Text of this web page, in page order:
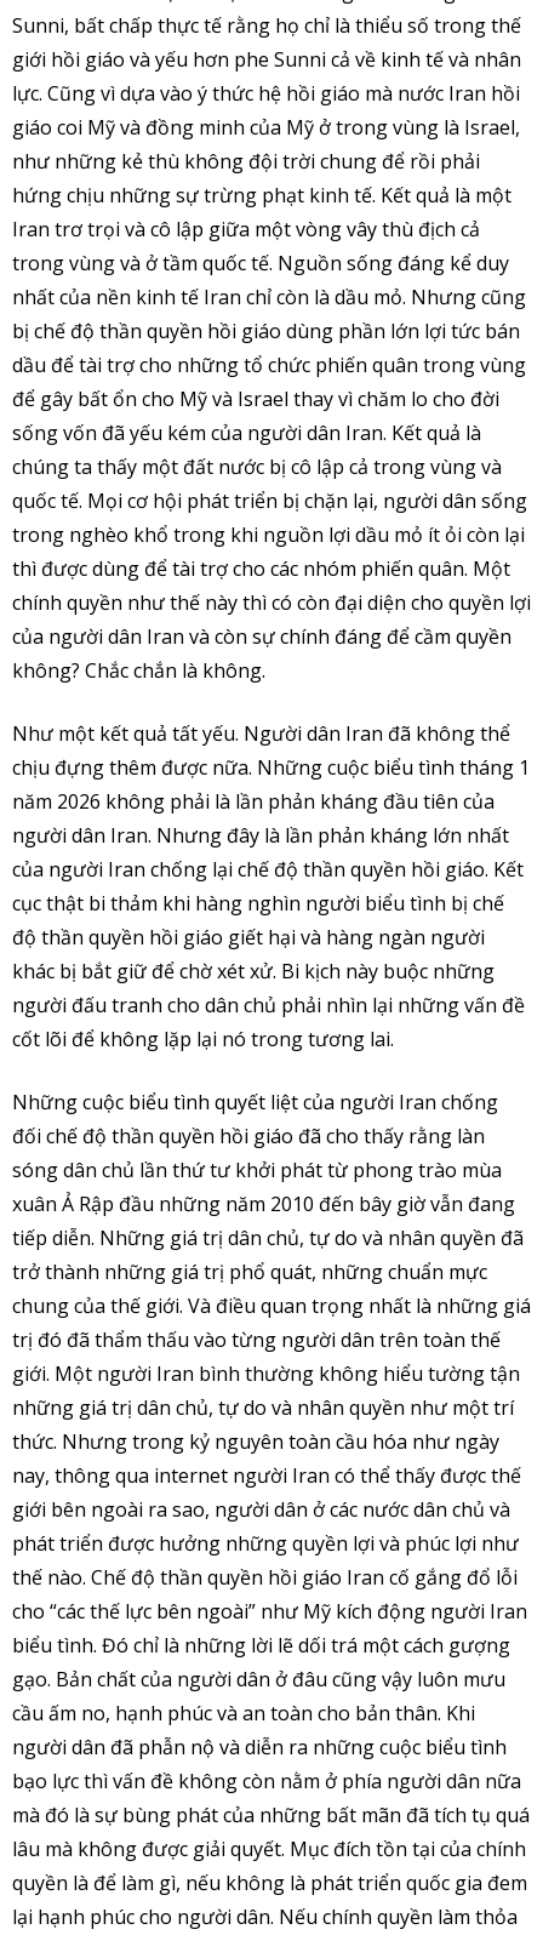
Sunni, bất chấp thực tế rằng họ chỉ là thiểu số trong thế
giới hồi giáo và yếu hơn phe Sunni cả về kinh tế và nhân
lực. Cũng vì dựa vào ý thức hệ hồi giáo mà nước Iran hồi
giáo coi Mỹ và đồng minh của Mỹ ở trong vùng là Israel,
như những kẻ thù không đội trời chung để rồi phải
hứng chịu những sự trừng phạt kinh tế. Kết quả là một
Iran trơ trọi và cô lập giữa một vòng vây thù địch cả
trong vùng và ở tầm quốc tế. Nguồn sống đáng kể duy
nhất của nền kinh tế Iran chỉ còn là dầu mỏ. Nhưng cũng
bị chế độ thần quyền hồi giáo dùng phần lớn lợi tức bán
dầu để tài trợ cho những tổ chức phiến quân trong vùng
để gây bất ổn cho Mỹ và Israel thay vì chăm lo cho đời
sống vốn đã yếu kém của người dân Iran. Kết quả là
chúng ta thấy một đất nước bị cô lập cả trong vùng và
quốc tế. Mọi cơ hội phát triển bị chặn lại, người dân sống
trong nghèo khổ trong khi nguồn lợi dầu mỏ ít ỏi còn lại
thì được dùng để tài trợ cho các nhóm phiến quân. Một
chính quyền như thế này thì có còn đại diện cho quyền lợi
của người dân Iran và còn sự chính đáng để cầm quyền
không? Chắc chắn là không.
Như một kết quả tất yếu. Người dân Iran đã không thể
chịu đựng thêm được nữa. Những cuộc biểu tình tháng 1
năm 2026 không phải là lần phản kháng đầu tiên của
người dân Iran. Nhưng đây là lần phản kháng lớn nhất
của người Iran chống lại chế độ thần quyền hồi giáo. Kết
cục thật bi thảm khi hàng nghìn người biểu tình bị chế
độ thần quyền hồi giáo giết hại và hàng ngàn người
khác bị bắt giữ để chờ xét xử. Bi kịch này buộc những
người đấu tranh cho dân chủ phải nhìn lại những vấn đề
cốt lõi để không lặp lại nó trong tương lai.
Những cuộc biểu tình quyết liệt của người Iran chống
đối chế độ thần quyền hồi giáo đã cho thấy rằng làn
sóng dân chủ lần thứ tư khởi phát từ phong trào mùa
xuân Ả Rập đầu những năm 2010 đến bây giờ vẫn đang
tiếp diễn. Những giá trị dân chủ, tự do và nhân quyền đã
trở thành những giá trị phổ quát, những chuẩn mực
chung của thế giới. Và điều quan trọng nhất là những giá
trị đó đã thẩm thấu vào từng người dân trên toàn thế
giới. Một người Iran bình thường không hiểu tường tận
những giá trị dân chủ, tự do và nhân quyền như một trí
thức. Nhưng trong kỷ nguyên toàn cầu hóa như ngày
nay, thông qua internet người Iran có thể thấy được thế
giới bên ngoài ra sao, người dân ở các nước dân chủ và
phát triển được hưởng những quyền lợi và phúc lợi như
thế nào. Chế độ thần quyền hồi giáo Iran cố gắng đổ lỗi
cho “các thế lực bên ngoài” như Mỹ kích động người Iran
biểu tình. Đó chỉ là những lời lẽ dối trá một cách gượng
gạo. Bản chất của người dân ở đâu cũng vậy luôn mưu
cầu ấm no, hạnh phúc và an toàn cho bản thân. Khi
người dân đã phẫn nộ và diễn ra những cuộc biểu tình
bạo lực thì vấn đề không còn nằm ở phía người dân nữa
mà đó là sự bùng phát của những bất mãn đã tích tụ quá
lâu mà không được giải quyết. Mục đích tồn tại của chính
quyền là để làm gì, nếu không là phát triển quốc gia đem
lại hạnh phúc cho người dân. Nếu chính quyền làm thỏa